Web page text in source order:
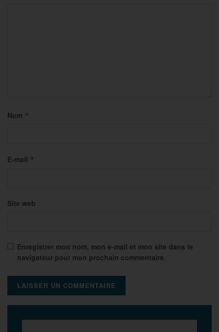
Nom *
E-mail *
Site web
Enregistrer mon nom, mon e-mail et mon site dans le
navigateur pour mon prochain commentaire.